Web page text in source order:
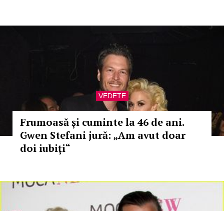
VEDETE
Frumoasă și cuminte la 46 de ani.
Gwen Stefani jură: „Am avut doar
doi iubiți“